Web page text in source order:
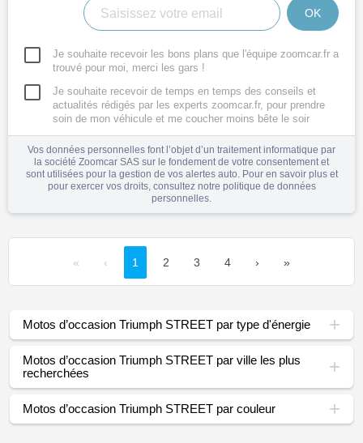
OK
Je souhaite recevoir les bons plans que l'équipe zoomcar.fr a
trouvé pour moi, merci les gars !
Je souhaite recevoir de temps en temps des conseils et
actualités rédigés par les experts zoomcar.fr, pour prendre
soin de mon véhicule et me coucher moins bête le soir
Vos données personnelles font l’objet d’un traitement informatique par
la société Zoomcar SAS sur le fondement de votre consentement et
sont utilisées pour la gestion de vos alertes auto. Pour en savoir plus et
pour exercer vos droits, consultez notre politique de données
personnelles.
« ‹ 1 2 3 4 › »
Motos d’occasion Triumph STREET par type d'énergie
Motos d’occasion Triumph STREET par ville les plus
recherchées
Motos d’occasion Triumph STREET par couleur